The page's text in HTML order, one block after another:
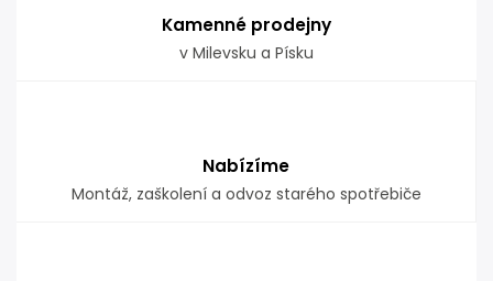
Kamenné prodejny
v Milevsku a Písku
Nabízíme
Montáž, zaškolení a odvoz starého spotřebiče